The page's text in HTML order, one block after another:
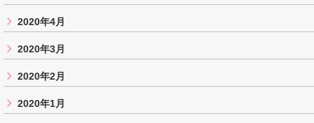
2020年4月
2020年3月
2020年2月
2020年1月